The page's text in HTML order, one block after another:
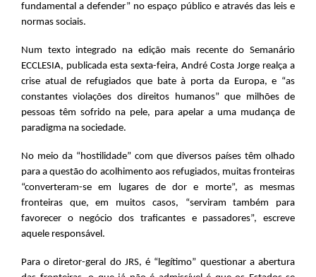
fundamental a defender” no espaço público e através das leis e
normas sociais.
Num texto integrado na edição mais recente do Semanário
ECCLESIA, publicada esta sexta-feira, André Costa Jorge realça a
crise atual de refugiados que bate à porta da Europa, e “as
constantes violações dos direitos humanos” que milhões de
pessoas têm sofrido na pele, para apelar a uma mudança de
paradigma na sociedade.
No meio da “hostilidade” com que diversos países têm olhado
para a questão do acolhimento aos refugiados, muitas fronteiras
“converteram-se em lugares de dor e morte”, as mesmas
fronteiras que, em muitos casos, “serviram também para
favorecer o negócio dos traficantes e passadores”, escreve
aquele responsável.
Para o diretor-geral do JRS, é “legítimo” questionar a abertura